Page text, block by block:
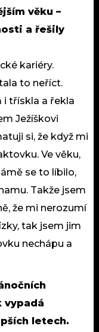
věku –
a řešily
kariéry.
to neříct.
třískla a řekla
Ježíškovi
si, že když mi
Ve věku,
se to líbilo,
Takže jsem
že mi nerozumí
tak jsem jim
nechápu a
vypadá
letech.